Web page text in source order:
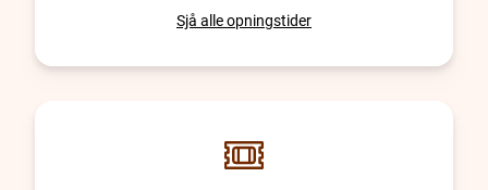
Sjå alle opningstider